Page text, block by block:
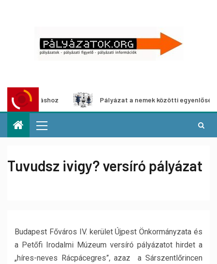
Pályázat a nemek közötti egyenlőség európai
Tuvudsz ivigy? versíró pályázat
Budapest Főváros IV. kerület Újpest Önkormányzata és
a Petőfi Irodalmi Múzeum versíró pályázatot hirdet a
„híres-neves Rácpácegres”, azaz a Sárszentlőrincen